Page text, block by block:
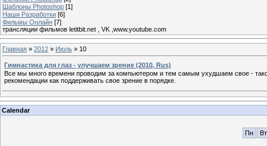
Шаблоны Photoshop [1]
Наши Разработки [6]
Фильмы Онлайн [7]
трансляции фильмов letitbit.net , VK ,www.youtube.com
Главная » 2012 » Июль » 10
Гимнастика для глаз - улучшаем зрение (2010, Rus)
Все мы много времени проводим за компьютером и тем самым ухудшаем свое -
рекомендации как поддерживать свое зрение в порядке.
Calendar
Пн Вт